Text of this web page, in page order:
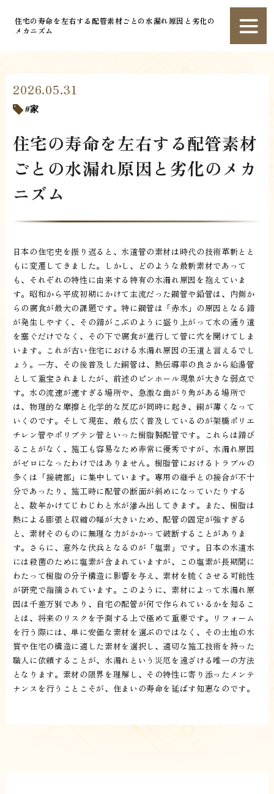
住宅の寿命を左右する配管素材ごとの水漏れ原因と劣化の
メカニズム
2026.05.31
家
住宅の寿命を左右する配管素材
ごとの水漏れ原因と劣化のメカ
ニズム
日本の住宅史を振り返ると、水道管の素材は時代の技術革新とと
もに変遷してきました。しかし、どのような最新素材であって
も、それぞれの特性に由来する特有の水漏れ原因を抱えていま
す。昭和から平成初期にかけて主流だった鋼管や鉛管は、内側か
らの腐食が最大の課題です。特に鋼管は「赤水」の原因となる錆
が発生しやすく、その錆がこぶのように盛り上がって水の通り道
を塞ぐだけでなく、その下で腐食が進行して管に穴を開けてしま
います。これが古い住宅における水漏れ原因の王道と言えるでし
ょう。一方、その後普及した銅管は、熱伝導率の良さから給湯管
として重宝されましたが、前述のピンホール現象が大きな弱点で
す。水の流速が速すぎる場所や、急激な曲がり角がある場所で
は、物理的な摩擦と化学的な反応が同時に起き、銅が薄くなって
いくのです。そして現在、最も広く普及しているのが架橋ポリエ
チレン管やポリブテン管といった樹脂製配管です。これらは錆び
ることがなく、施工も容易なため非常に優秀ですが、水漏れ原因
がゼロになったわけではありません。樹脂管におけるトラブルの
多くは「接続部」に集中しています。専用の継手との接合が不十
分であったり、施工時に配管の断面が斜めになっていたりする
と、数年かけてじわじわと水が滲み出してきます。また、樹脂は
熱による膨張と収縮の幅が大きいため、配管の固定が強すぎる
と、素材そのものに無理な力がかかって破断することがありま
す。さらに、意外な伏兵となるのが「塩素」です。日本の水道水
には殺菌のために塩素が含まれていますが、この塩素が長期間に
わたって樹脂の分子構造に影響を与え、素材を脆くさせる可能性
が研究で指摘されています。このように、素材によって水漏れ原
因は千差万別であり、自宅の配管が何で作られているかを知るこ
とは、将来のリスクを予測する上で極めて重要です。リフォーム
を行う際には、単に安価な素材を選ぶのではなく、その土地の水
質や住宅の構造に適した素材を選択し、適切な施工技術を持った
職人に依頼することが、水漏れという災厄を遠ざける唯一の方法
となります。素材の限界を理解し、その特性に寄り添ったメンテ
ナンスを行うことこそが、住まいの寿命を延ばす知恵なのです。